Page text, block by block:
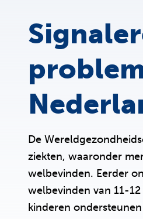
De
ziekten, waaronder
welbevinden. Eerder
welbevinden van 11-
kinderen